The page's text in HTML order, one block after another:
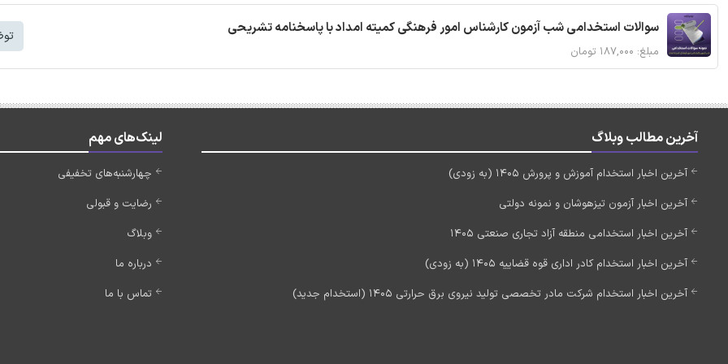
سوالات استخدامی شب آزمون کارشناس امور فرهنگی کمیته امداد با پاسخنامه تشریحی
مبلغ: ۱۸۷,۰۰۰ تومان
آخرین مطالب وبلاگ
آخرین اخبار استخدام آموزش و پرورش 1405 (به زودی)
آخرین اخبار آزمون تیزهوشان و نمونه دولتی
آخرین اخبار استخدامی منطقه آزاد تجاری صنعتی 1405
آخرین اخبار استخدام کادر اداری قوه قضاییه 1405 (به زودی)
آخرین اخبار استخدام شرکت مادر تخصصی تولید نیروی برق حرارتی 1405 (استخدام جدید)
لینک‌های مهم
چهارشنبه‌های تخفیفی
رضایت و قبولی
وبلاگ
درباره ما
تماس با ما